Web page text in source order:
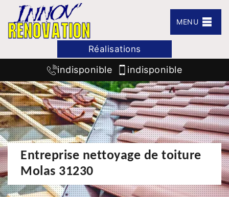
MENU
Réalisations
indisponible indisponible
Entreprise nettoyage de toiture
Molas 31230